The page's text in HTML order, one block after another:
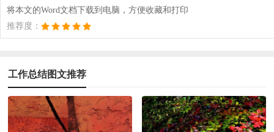
将本文的Word文档下载到电脑，方便收藏和打印
推荐度：
工作总结图文推荐